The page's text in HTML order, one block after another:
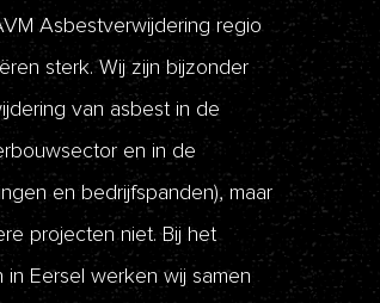
Asbestverwijdering regio
sterk. Wij zijn bijzonder
van asbest in de
en in de
en bedrijfspanden), maar
projecten niet. Bij het
Eersel werken wij samen